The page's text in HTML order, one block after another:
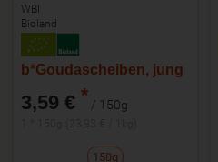
WBI
Bioland
b*Goudascheiben, jung
3,59 € * / 150g
150g